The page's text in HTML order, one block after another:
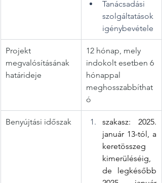
Tanácsadási
szolgáltatások
igénybevétele
Projekt
megvalósításának
határideje
12 hónap, mely
indokolt esetben 6
hónappal
meghosszabbíthat
ó
Benyújtási időszak
szakasz: 2025.
január 13-tól, a
keretösszeg
kimerüléséig,
de legkésőbb